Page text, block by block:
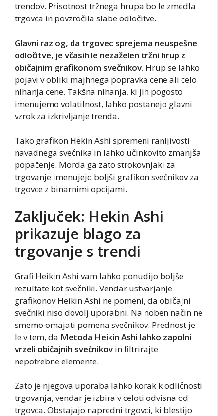
trendov. Prisotnost tržnega hrupa bo le zmedla
trgovca in povzročila slabe odločitve.
Glavni razlog, da trgovec sprejema neuspešne
odločitve, je včasih le nezaželen tržni hrup z
običajnim grafikonom svečnikov. Hrup se lahko
pojavi v obliki majhnega popravka cene ali celo
nihanja cene. Takšna nihanja, ki jih pogosto
imenujemo volatilnost, lahko postanejo glavni
vzrok za izkrivljanje trenda.
Tako grafikon Hekin Ashi spremeni ranljivosti
navadnega svečnika in lahko učinkovito zmanjša
popačenje. Morda ga zato strokovnjaki za
trgovanje imenujejo boljši grafikon svečnikov za
trgovce z binarnimi opcijami.
Zaključek: Hekin Ashi
prikazuje blago za
trgovanje s trendi
Grafi Heikin Ashi vam lahko ponudijo boljše
rezultate kot svečniki. Vendar ustvarjanje
grafikonov Heikin Ashi ne pomeni, da običajni
svečniki niso dovolj uporabni. Na noben način ne
smemo omajati pomena svečnikov. Prednost je
le v tem, da Metoda Heikin Ashi lahko zapolni
vrzeli običajnih svečnikov in filtrirajte
nepotrebne elemente.
Zato je njegova uporaba lahko korak k odličnosti
trgovanja, vendar je izbira v celoti odvisna od
trgovca. Obstajajo napredni trgovci, ki blestijo